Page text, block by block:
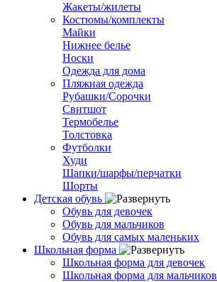
Жакеты/жилеты
Костюмы/комплекты
Майки
Нижнее белье
Носки
Одежда для дома
Пляжная одежда
Рубашки/Сорочки
Свитшот
Термобелье
Толстовка
Футболки
Худи
Шапки/шарфы/перчатки
Шорты
Детская обувь
Обувь для девочек
Обувь для мальчиков
Обувь для самых маленьких
Школьная форма
Школьная форма для девочек
Школьная форма для мальчиков